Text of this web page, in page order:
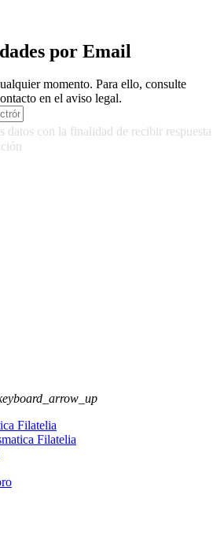
por Email
momento. Para ello, consulte
en el aviso legal.
datos con la finalidad de recibir respuesta
Filatelia
Filatelia